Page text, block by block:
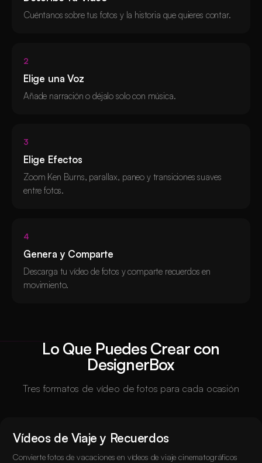
Cuéntanos sobre tus fotos y la historia que quieres contar.
2
Elige una Voz
Añade narración o déjalo solo con música.
3
Elige Efectos
Zoom Ken Burns, parallax, paneo y transiciones suaves
entre fotos.
4
Genera y Comparte
Descarga tu vídeo de fotos y comparte recuerdos en
movimiento.
Lo Que Puedes Crear con
DesignerBox
Tres formatos de vídeo de fotos para cada ocasión
Vídeos de Viaje y Recuerdos
Convierte fotos de vacaciones en vídeos de viaje cinematográficos